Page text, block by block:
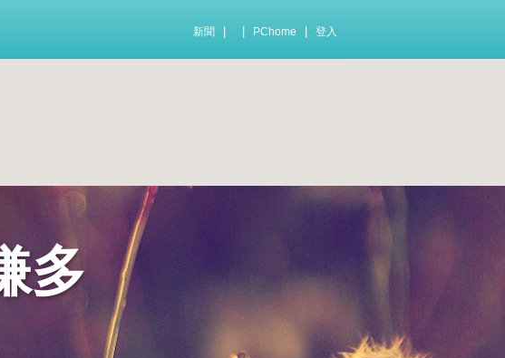
新聞 PChome 登入
多